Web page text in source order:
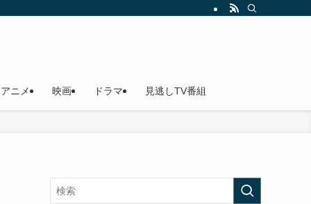
アニメ 映画 ドラマ 見逃しTV番組